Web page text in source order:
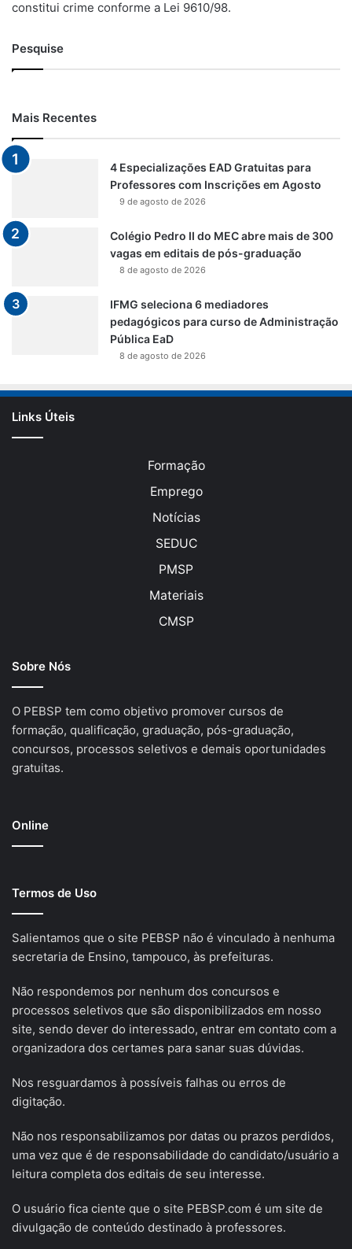
constitui crime conforme a Lei 9610/98.
Pesquise
Mais Recentes
4 Especializações EAD Gratuitas para
Professores com Inscrições em Agosto
9 de agosto de 2026
Colégio Pedro II do MEC abre mais de 300
vagas em editais de pós-graduação
8 de agosto de 2026
IFMG seleciona 6 mediadores
pedagógicos para curso de Administração
Pública EaD
8 de agosto de 2026
Links Úteis
Formação
Emprego
Notícias
SEDUC
PMSP
Materiais
CMSP
Sobre Nós
O PEBSP tem como objetivo promover cursos de
formação, qualificação, graduação, pós-graduação,
concursos, processos seletivos e demais oportunidades
gratuitas.
Online
Termos de Uso
Salientamos que o site PEBSP não é vinculado à nenhuma
secretaria de Ensino, tampouco, às prefeituras.
Não respondemos por nenhum dos concursos e
processos seletivos que são disponibilizados em nosso
site, sendo dever do interessado, entrar em contato com a
organizadora dos certames para sanar suas dúvidas.
Nos resguardamos à possíveis falhas ou erros de
digitação.
Não nos responsabilizamos por datas ou prazos perdidos,
uma vez que é de responsabilidade do candidato/usuário a
leitura completa dos editais de seu interesse.
O usuário fica ciente que o site PEBSP.com é um site de
divulgação de conteúdo destinado à professores.